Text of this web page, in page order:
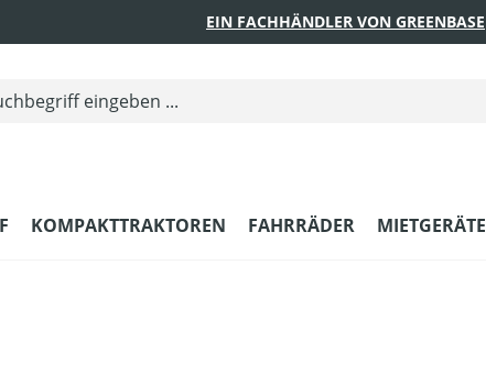
EIN FACHHÄNDLER VON GREENBASE
KOMPAKTTRAKTOREN FAHRRÄDER MIETGERÄTE